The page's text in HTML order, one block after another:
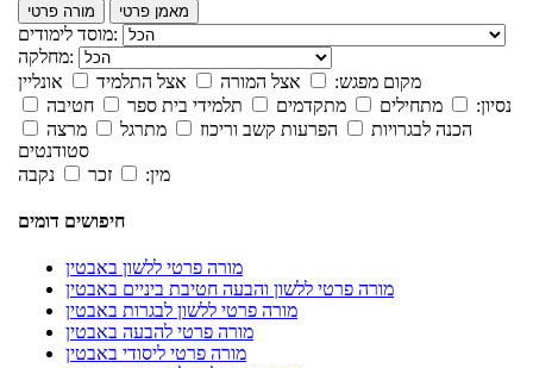
מורה פרטי מאמן פרטי
מוסד לימודים:
מחלקה:
מקום מפגש:
אצל המורה אצל התלמיד
אונליין
נסיון:
מתחילים מתקדמים תלמידי בית ספר
חטיבה
הכנה לבגרויות
הפרעות קשב וריכוז מתרגל
מרצה
סטודנטים
מין:
זכר נקבה
חיפושים דומים
מורה פרטי ללשון באבטין
מורה פרטי ללשון והבעה חטיבת ביניים באבטין
מורה פרטי ללשון לבגרות באבטין
מורה פרטי להבעה באבטין
מורה פרטי ליסודי באבטין